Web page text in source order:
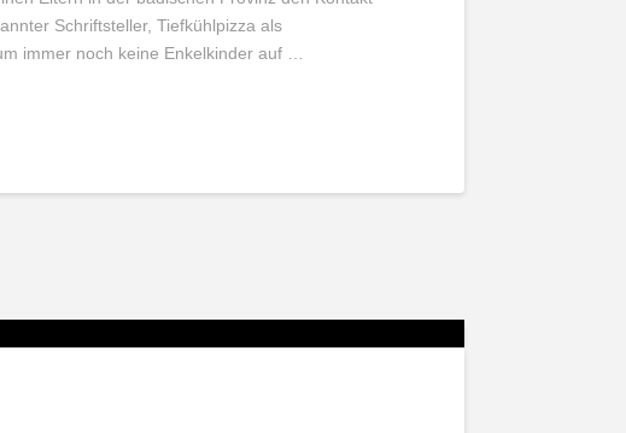
Schriftsteller, Tiefkühlpizza als
immer noch keine Enkelkinder auf …